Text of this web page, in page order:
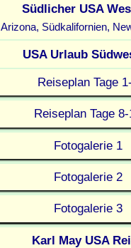
Südlicher USA
Arizona, Südkalifornien,
USA Urlaub
Reiseplan Tage
Reiseplan Tage
Fotogalerie 1
Fotogalerie 2
Fotogalerie 3
Karl May USA